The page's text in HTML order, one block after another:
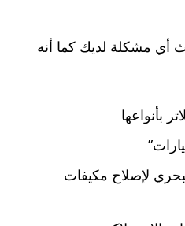
أي مشكلة لديك كما أنه
بأنواعها
لإصلاح مكيفات